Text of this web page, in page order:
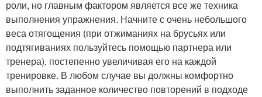
роли, но главным фактором является все же техника
выполнения упражнения. Начните с очень небольшого
веса отягощения (при отжиманиях на брусьях или
подтягиваниях пользуйтесь помощью партнера или
тренера), постепенно увеличивая его на каждой
тренировке. В любом случае вы должны комфортно
выполнить заданное количество повторений в подходе